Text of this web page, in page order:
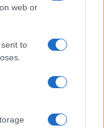
web or
to
más rápido y